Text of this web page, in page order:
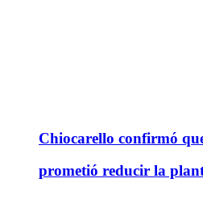
Chiocarello confirmó
prometió reducir la